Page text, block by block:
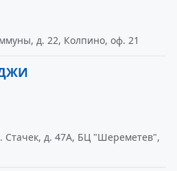
д. 22, Колпино, оф. 21
Стачек, д. 47А, БЦ "Шереметев",